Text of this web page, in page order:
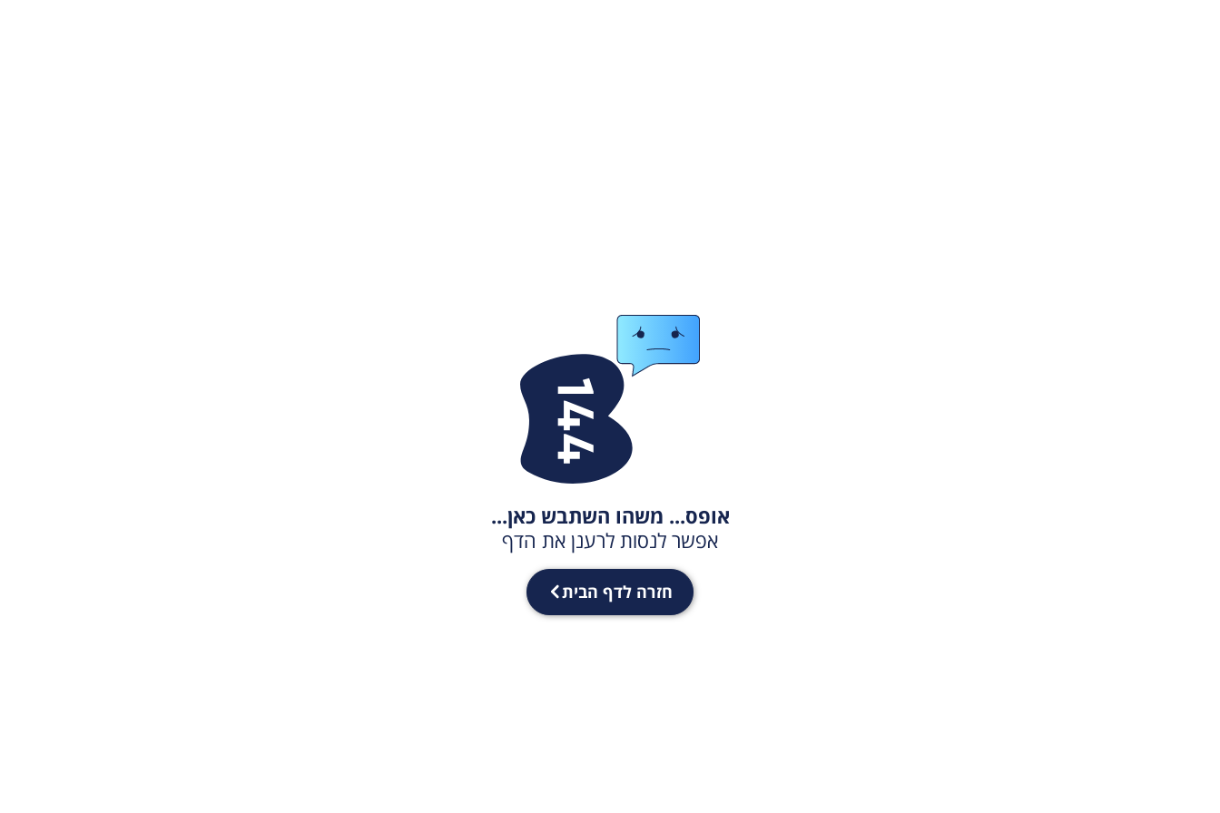
אופס... משהו השתבש כאן...
אפשר לנסות לרענן את הדף
חזרה לדף הבית